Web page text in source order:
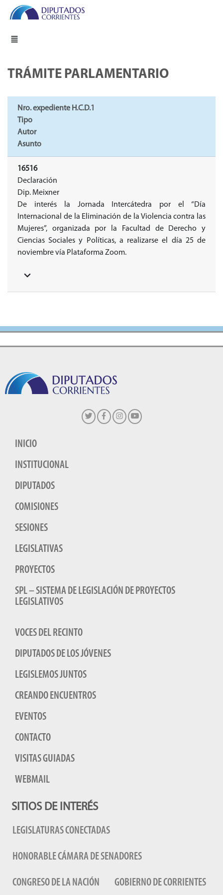
TRÁMITE PARLAMENTARIO
Nro. expediente H.C.D.1
Tipo
Autor
Asunto
16516
Declaración
Dip. Meixner
De interés la Jornada Intercátedra por el “Día
Internacional de la Eliminación de la Violencia contra las
Mujeres”, organizada por la Facultad de Derecho y
Ciencias Sociales y Políticas, a realizarse el día 25 de
noviembre vía Plataforma Zoom.
INICIO
INSTITUCIONAL
DIPUTADOS
COMISIONES
SESIONES
LEGISLATIVAS
PROYECTOS
SPL – SISTEMA DE LEGISLACIÓN DE PROYECTOS
LEGISLATIVOS
VOCES DEL RECINTO
DIPUTADOS DE LOS JÓVENES
LEGISLEMOS JUNTOS
CREANDO ENCUENTROS
EVENTOS
CONTACTO
VISITAS GUIADAS
WEBMAIL
SITIOS DE INTERÉS
LEGISLATURAS CONECTADAS
HONORABLE CÁMARA DE SENADORES
CONGRESO DE LA NACIÓN GOBIERNO DE CORRIENTES